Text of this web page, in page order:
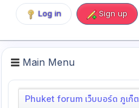
Log in Sign up
Main Menu
Phuket forum เว็บบอร์ด ภูเก็ต